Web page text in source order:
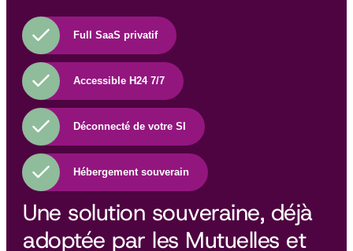
Full SaaS privatif
Accessible H24 7/7
Déconnecté de votre SI
Hébergement souverain
Une solution souveraine, déjà
adoptée par les Mutuelles et